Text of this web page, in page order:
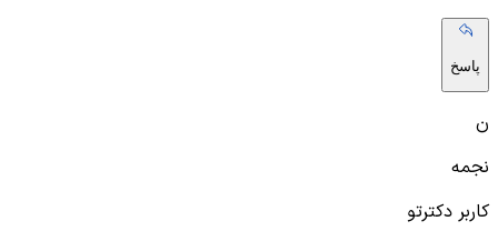
پاسخ
ن
نجمه
کاربر دکترتو